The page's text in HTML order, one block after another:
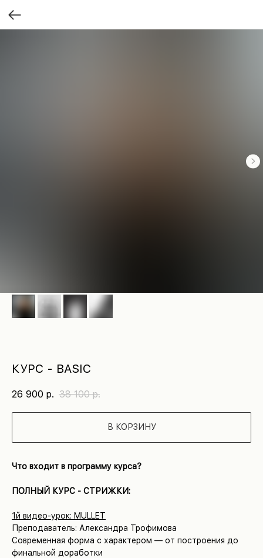
КУРС - BASIC
26 900 р. 38 100 р.
В КОРЗИНУ
Что входит в программу курса?
ПОЛНЫЙ КУРС - СТРИЖКИ:
1й видео-урок: MULLET
Преподаватель: Александра Трофимова
Современная форма с характером — от построения до
финальной доработки